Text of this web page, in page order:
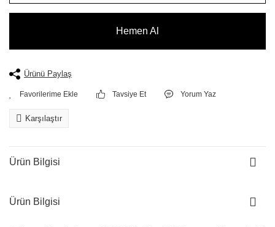
Hemen Al
Ürünü Paylaş
Tavsiye Et Yorum Yaz
Karşılaştır
Ürün Bilgisi
Ürün Bilgisi